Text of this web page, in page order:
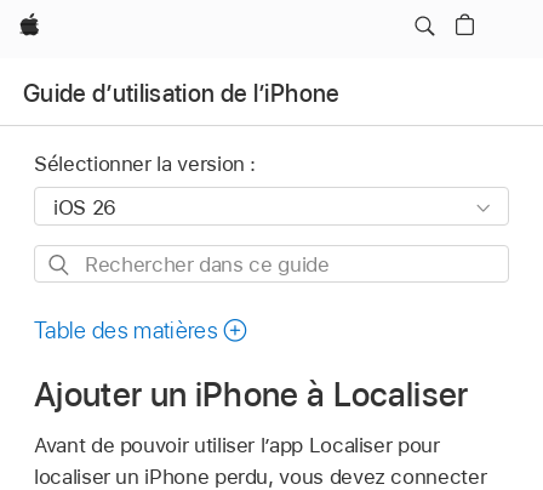
Apple
Guide d’utilisation de l’iPhone
Sélectionner la version :
Rechercher
ce
Table des matières
Ajouter un iPhone à Localiser
Avant de pouvoir utiliser l’app Localiser pour
localiser un iPhone perdu, vous devez connecter